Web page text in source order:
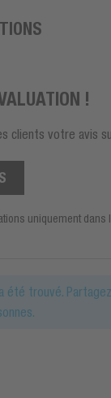
!
clients votre avis
uniquement dans
été trouvé.